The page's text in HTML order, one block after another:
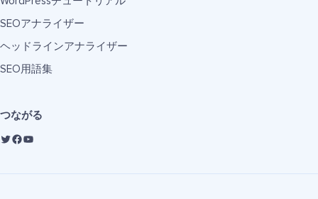
SEOアナライザー
ヘッドラインアナライザー
SEO用語集
つながる